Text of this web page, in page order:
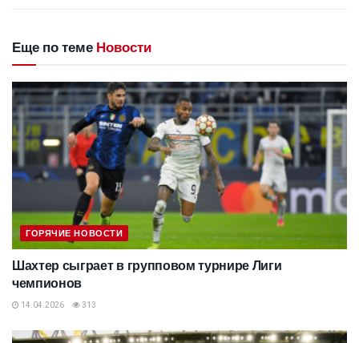
Еще по теме Новости
ГОРЯЧИЕ НОВОСТИ
Шахтер сыграет в групповом турнире Лиги
чемпионов
14.04.2026 313